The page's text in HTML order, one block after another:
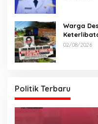
Warga Desak APH Usut
02/08/2026
Politik Terbaru